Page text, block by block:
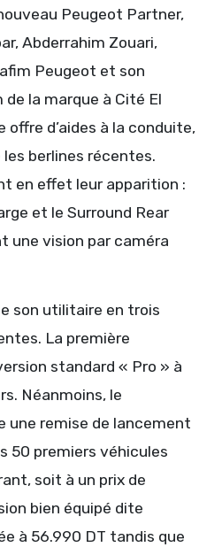
Peugeot Partner,
Abderrahim Zouari,
Peugeot et son
de la marque à Cité El
offre d’aides à la conduite,
berlines récentes.
en effet leur apparition :
et le Surround Rear
une vision par caméra
son utilitaire en trois
La première
standard « Pro » à
Néanmoins, le
une remise de lancement
50 premiers véhicules
soit à un prix de
bien équipé dite
à 56.990 DT tandis que